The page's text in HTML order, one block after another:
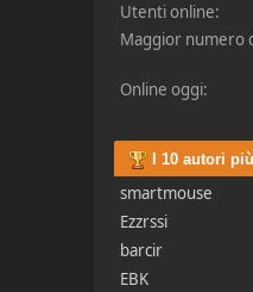
Utenti online:
Maggior numero
Online oggi:
I 10 autori
smartmouse
Ezzrssi
barcir
EBK